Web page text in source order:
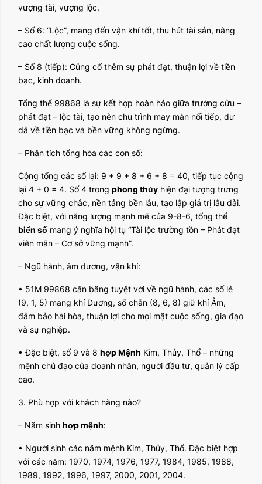
vượng tài, vượng lộc.
– Số 6: “Lộc”, mang đến vận khí tốt, thu hút tài sản, nâng
cao chất lượng cuộc sống.
– Số 8 (tiếp): Củng cố thêm sự phát đạt, thuận lợi về tiền
bạc, kinh doanh.
Tổng thể 99868 là sự kết hợp hoàn hảo giữa trường cửu –
phát đạt – lộc tài, tạo nên chu trình may mắn nối tiếp, dư
dả về tiền bạc và bền vững không ngừng.
– Phân tích tổng hòa các con số:
Cộng tổng các số lại: 9 + 9 + 8 + 6 + 8 = 40, tiếp tục cộng
lại 4 + 0 = 4. Số 4 trong phong thủy hiện đại tượng trưng
cho sự vững chắc, nền tảng bền lâu, tạo lập giá trị lâu dài.
Đặc biệt, với năng lượng mạnh mẽ của 9-8-6, tổng thể
biển số mang ý nghĩa hội tụ “Tài lộc trường tồn – Phát đạt
viên mãn – Cơ sở vững mạnh”.
– Ngũ hành, âm dương, vận khí:
• 51M 99868 cân bằng tuyệt vời về ngũ hành, các số lẻ
(9, 1, 5) mang khí Dương, số chẵn (8, 6, 8) giữ khí Âm,
đảm bảo hài hòa, thuận lợi cho mọi mặt cuộc sống, gia đạo
và sự nghiệp.
• Đặc biệt, số 9 và 8 hợp Mệnh Kim, Thủy, Thổ – những
mệnh chủ đạo của doanh nhân, người đầu tư, quản lý cấp
cao.
3. Phù hợp với khách hàng nào?
– Năm sinh hợp mệnh:
• Người sinh các năm mệnh Kim, Thủy, Thổ. Đặc biệt hợp
với các năm: 1970, 1974, 1976, 1977, 1984, 1985, 1988,
1989, 1992, 1996, 1997, 2000, 2001, 2004.